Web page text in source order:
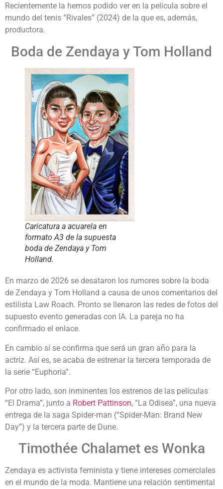
Recientemente la hemos podido ver en la película sobre el
mundo del tenis “Rivales” (2024) de la que es, además,
productora.
Boda de Zendaya y Tom Holland
Caricatura a acuarela en
formato A3 de la supuesta
boda de Zendaya y Tom
Holland.
En marzo de 2026 se desataron los rumores sobre la boda
de Zendaya y Tom Holland a causa de unos comentarios del
estilista Law Roach. Pronto se llenaron las redes de fotos del
supuesto evento generadas con IA. La pareja no ha
confirmado el enlace.
En cambio sí se confirma que será un gran año para la
actriz. Así es, se acaba de estrenar la tercera temporada de
la serie “Euphoria”.
Por otro lado, son inminentes los estrenos de las películas
“El Drama”, junto a Robert Pattinson, “La Odisea”, una nueva
entrega de la saga Spider-man (“Spider-Man: Brand New
Day”) y la tercera parte de Dune.
Timothée Chalamet es Wonka
Zendaya es activista feminista y tiene intereses comerciales
en el mundo de la moda. Mantiene una relación sentimental